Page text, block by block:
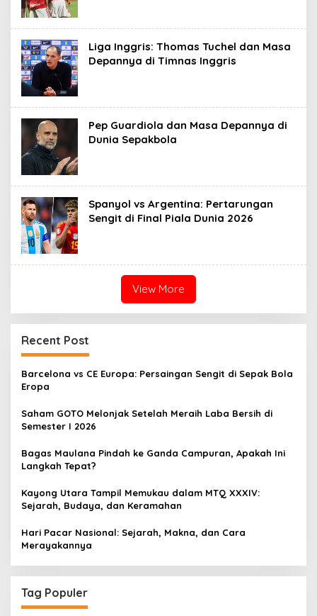
Liga Inggris: Thomas Tuchel dan Masa
Depannya di Timnas Inggris
Pep Guardiola dan Masa Depannya di
Dunia Sepakbola
Spanyol vs Argentina: Pertarungan
Sengit di Final Piala Dunia 2026
View More
Recent Post
Barcelona vs CE Europa: Persaingan Sengit di Sepak Bola
Eropa
Saham GOTO Melonjak Setelah Meraih Laba Bersih di
Semester I 2026
Bagas Maulana Pindah ke Ganda Campuran, Apakah Ini
Langkah Tepat?
Kayong Utara Tampil Memukau dalam MTQ XXXIV:
Sejarah, Budaya, dan Keramahan
Hari Pacar Nasional: Sejarah, Makna, dan Cara
Merayakannya
Tag Populer